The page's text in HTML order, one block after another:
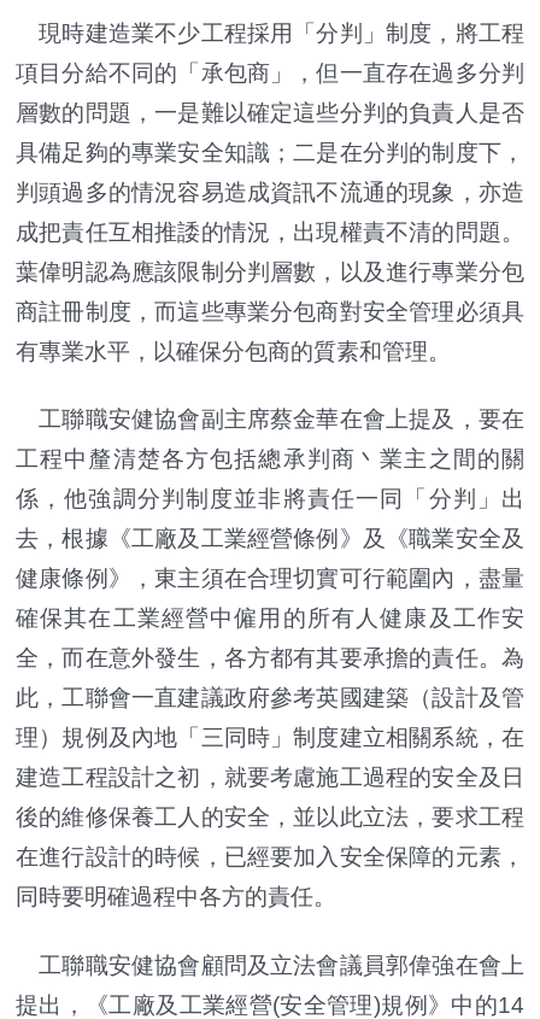
現時建造業不少工程採用「分判」制度，將工程
項目分給不同的「承包商」，但一直存在過多分判
層數的問題，一是難以確定這些分判的負責人是否
具備足夠的專業安全知識；二是在分判的制度下，
判頭過多的情況容易造成資訊不流通的現象，亦造
成把責任互相推諉的情況，出現權責不清的問題。
葉偉明認為應該限制分判層數，以及進行專業分包
商註冊制度，而這些專業分包商對安全管理必須具
有專業水平，以確保分包商的質素和管理。
工聯職安健協會副主席蔡金華在會上提及，要在
工程中釐清楚各方包括總承判商丶業主之間的關
係，他強調分判制度並非將責任一同「分判」出
去，根據《工廠及工業經營條例》及《職業安全及
健康條例》，東主須在合理切實可行範圍內，盡量
確保其在工業經營中僱用的所有人健康及工作安
全，而在意外發生，各方都有其要承擔的責任。為
此，工聯會一直建議政府參考英國建築（設計及管
理）規例及內地「三同時」制度建立相關系統，在
建造工程設計之初，就要考慮施工過程的安全及日
後的維修保養工人的安全，並以此立法，要求工程
在進行設計的時候，已經要加入安全保障的元素，
同時要明確過程中各方的責任。
工聯職安健協會顧問及立法會議員郭偉強在會上
提出，《工廠及工業經營(安全管理)規例》中的14